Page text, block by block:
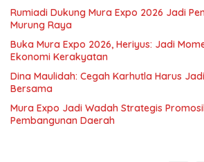
Rumiadi Dukung Mura Expo 2026 Jadi
Murung Raya
Buka Mura Expo 2026, Heriyus: Jadi
Ekonomi Kerakyatan
Dina Maulidah: Cegah Karhutla Harus
Bersama
Mura Expo Jadi Wadah Strategis
Pembangunan Daerah